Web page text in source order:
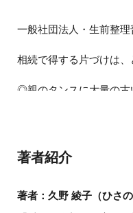
一般社団法人・生前整
相続で得する片づけは、
◎親のタンスに大量の古
◎親の持ち物。生前に整
頼む? どっち?
累計7万部突破! いま話
著者紹介
著者：久野 綾子（ひさの